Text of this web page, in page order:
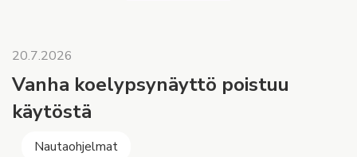
20.7.2026
Vanha koelypsynäyttö poistuu
käytöstä
Nautaohjelmat